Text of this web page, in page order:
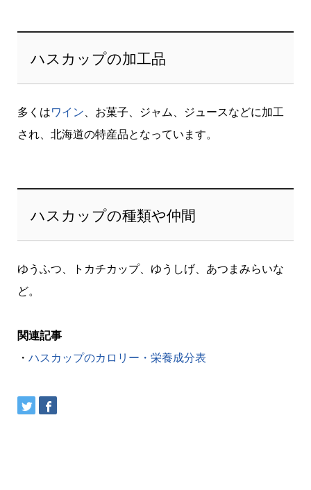
ハスカップの加工品
多くはワイン、お菓子、ジャム、ジュースなどに加工
され、北海道の特産品となっています。
ハスカップの種類や仲間
ゆうふつ、トカチカップ、ゆうしげ、あつまみらいな
ど。
関連記事
・ ハスカップのカロリー・栄養成分表